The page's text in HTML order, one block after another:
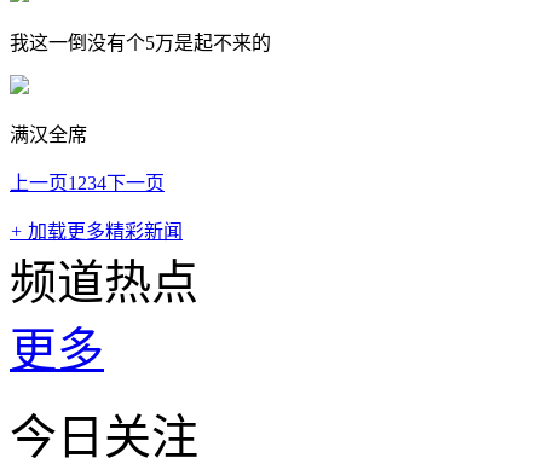
我这一倒没有个5万是起不来的
满汉全席
上一页1 234下一页
+ 加载更多精彩新闻
频道热点
更多
今日关注